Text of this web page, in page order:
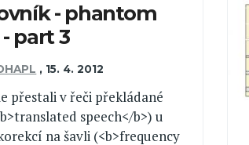
- phantom
part 3
, 15. 4. 2012
přestali v řeči překládané
speech</b>) u
na šavli (<b>frequency